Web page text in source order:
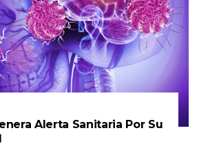
Alerta Sanitaria Por Su